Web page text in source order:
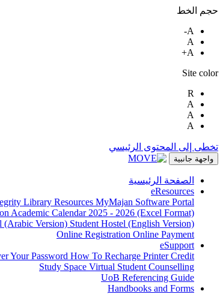
حجم الخط
A-
A
A+
Site color
R
A
A
A
تخطى إلى المحتوى الرئيسي
واجهة جانبية
الصفحة الرئيسية
eResources
Library Resources MyMajan Software Portal
Academic Calendar 2025 - 2026 (Excel Format)
(Arabic Version) Student Hostel (English Version)
Online Registration Online Payment
eSupport
Your Password How To Recharge Printer Credit
Study Space Virtual Student Counselling
UoB Referencing Guide
Handbooks and Forms